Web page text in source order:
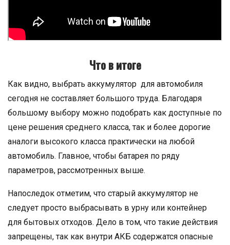
Что в итоге
Как видно, выбрать аккумулятор для автомобиля
сегодня не составляет большого труда. Благодаря
большому выбору можно подобрать как доступные по
цене решения среднего класса, так и более дорогие
аналоги высокого класса практически на любой
автомобиль. Главное, чтобы батарея по ряду
параметров, рассмотренных выше.
Напоследок отметим, что старый аккумулятор не
следует просто выбрасывать в урну или контейнер
для бытовых отходов. Дело в том, что такие действия
запрещены, так как внутри АКБ содержатся опасные